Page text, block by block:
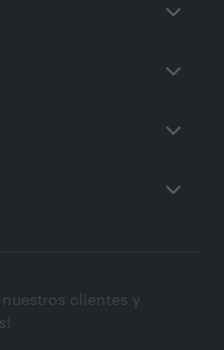
nuestros clientes y